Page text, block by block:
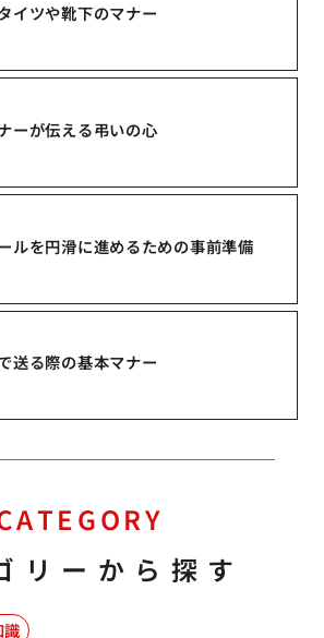
イツや靴下のマナー
ーが伝える弔いの心
ルを円滑に進めるための事前準備
送る際の基本マナー
リーから探す
識